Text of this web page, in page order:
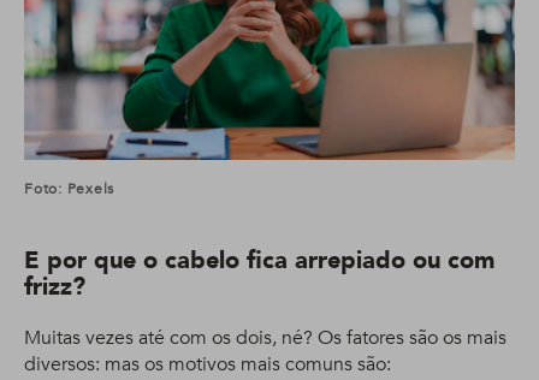
Foto: Pexels
E por que o cabelo fica arrepiado ou com
frizz?
Muitas vezes até com os dois, né? Os fatores são os mais
diversos: mas os motivos mais comuns são: